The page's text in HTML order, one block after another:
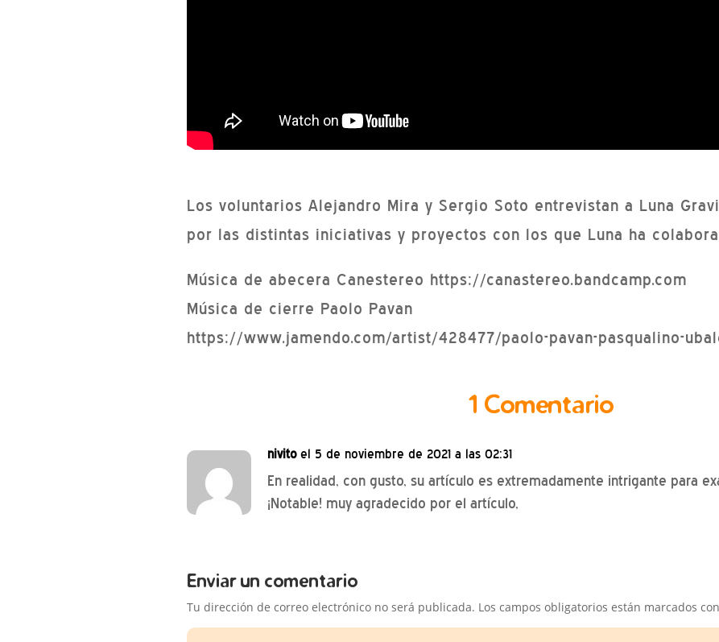
Los voluntarios Alejandro Mira y Sergio Soto entrevistan a Luna
por las distintas iniciativas y proyectos con los que Luna ha
Música de abecera Canestereo https://canastereo.bandcamp.com
Música de cierre Paolo Pavan
https://www.jamendo.com/artist/428477/paolo-pavan-pasqualino-
1 Comentario
nivito el 5 de noviembre de 2021 a las 02:31
En realidad, con gusto, su artículo es extremadamente intrigante para
¡Notable! muy agradecido por el artículo,
Enviar un comentario
Tu dirección de correo electrónico no será publicada. Los campos obligatorios están marcados con